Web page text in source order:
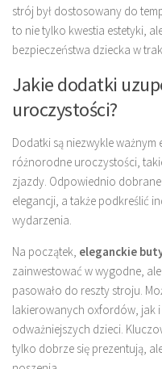
strój był dostosowany do
to nie tylko kwestia estetyki,
bezpieczeństwa dziecka w
Jakie dodatki
uroczystości?
Dodatki są niezwykle ważnym
różnorodne uroczystości,
zjazdy. Odpowiednio
elegancji, a także podkreślić
wydarzenia.
Na początek, eleganckie
zainwestować w wygodne,
pasowało do reszty stroju.
lakierowanych oxfordów, jak
odważniejszych dzieci.
tylko dobrze się prezentują,